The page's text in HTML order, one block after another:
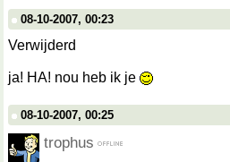
08-10-2007, 00:23
Verwijderd
ja! HA! nou heb ik je
08-10-2007, 00:25
trophus